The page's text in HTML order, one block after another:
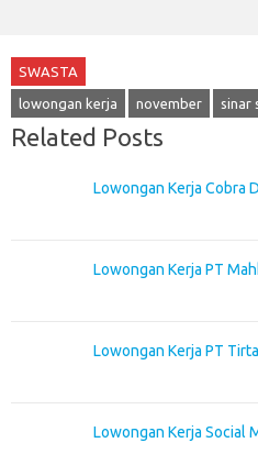
SWASTA
lowongan kerja november sinar
Related Posts
Lowongan Kerja Cobra
Lowongan Kerja PT
Lowongan Kerja PT
Lowongan Kerja Social